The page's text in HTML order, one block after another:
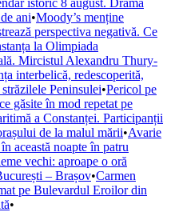
istoric 8 august. Drama
ani•Moody’s menține
perspectiva negativă. Ce
la Olimpiada
Mircistul Alexandru Thury-
interbelică, redescoperită,
Peninsulei•Pericol pe
găsite în mod repetat pe
a Constanței. Participanții
de la malul mării•Avarie
această noapte în patru
vechi: aproape o oră
– Brașov•Carmen
pe Bulevardul Eroilor din
•